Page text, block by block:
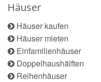
Häuser
Häuser kaufen
Häuser mieten
Einfamilienhäuser
Doppelhaushälften
Reihenhäuser